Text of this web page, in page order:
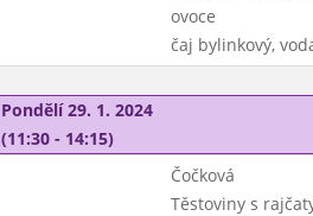
ovoce
čaj bylinkový,
Pondělí 29. 1. 2024
(11:30 - 14:15)
Čočková
Těstoviny s